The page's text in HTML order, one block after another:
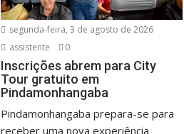
segunda-feira, 3 de agosto de 2026
assistente
0
Inscrições abrem para City
Tour gratuito em
Pindamonhangaba
Pindamonhangaba prepara-se para
receber uma nova experiência